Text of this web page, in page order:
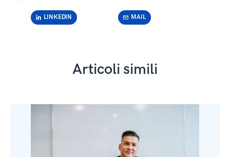
LINKEDIN MAIL
Articoli simili